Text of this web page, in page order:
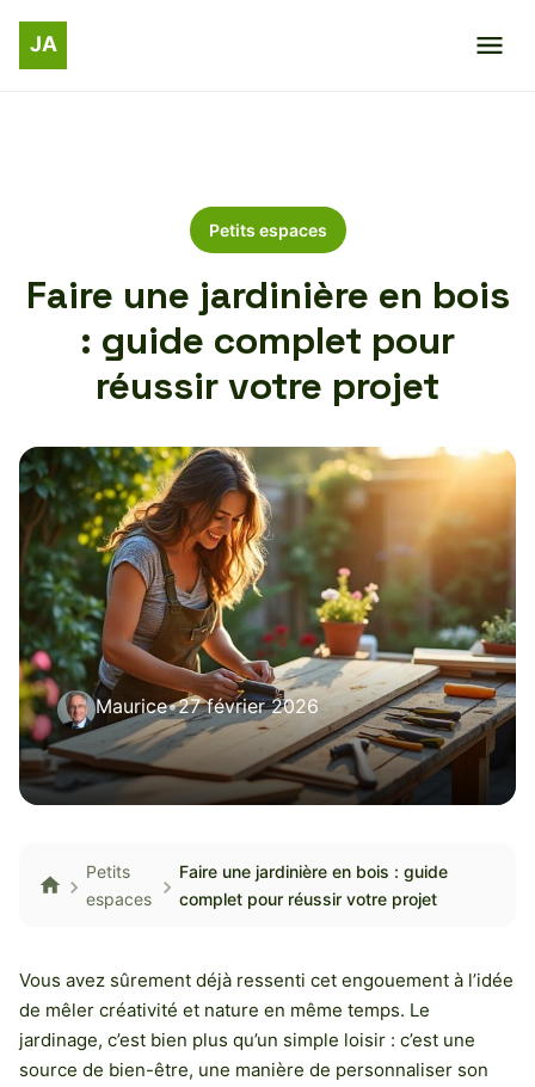
Petits espaces
Faire une jardinière en bois
: guide complet pour
réussir votre projet
Maurice•27 février 2026
Petits
espaces
Faire une jardinière en bois : guide
complet pour réussir votre projet
Vous avez sûrement déjà ressenti cet engouement à l’idée
de mêler créativité et nature en même temps. Le
jardinage, c’est bien plus qu’un simple loisir : c’est une
source de bien-être, une manière de personnaliser son